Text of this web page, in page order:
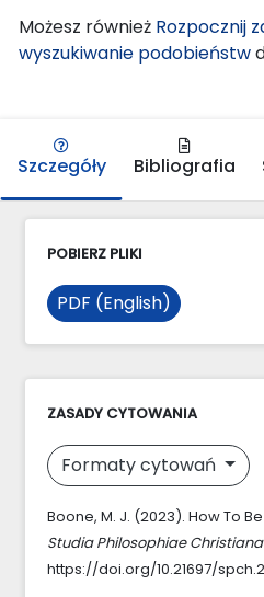
Możesz również Rozpocznij
wyszukiwanie podobieństw
Szczegóły Bibliografia
POBIERZ PLIKI
PDF (English)
ZASADY CYTOWANIA
Formaty cytowań
Boone, M. J. (2023). How To
Studia Philosophiae
https://doi.org/10.21697/